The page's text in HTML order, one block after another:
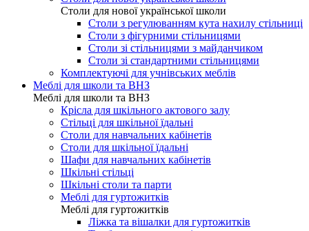
Столи для нової української школи
Столи з регулюванням кута нахилу стільниці
Столи з фігурними стільницями
Столи зі стільницями з майданчиком
Столи зі стандартними стільницями
Комплектуючі для учнівських меблів
Меблі для школи та ВНЗ
Меблі для школи та ВНЗ
Крісла для шкільного актового залу
Стільці для шкільної їдальні
Столи для навчальних кабінетів
Столи для шкільної їдальні
Шафи для навчальних кабінетів
Шкільні стільці
Шкільні столи та парти
Меблі для гуртожитків
Меблі для гуртожитків
Ліжка та вішалки для гуртожитків